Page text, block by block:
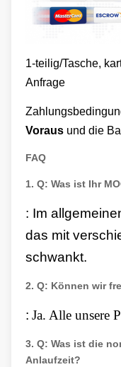
1-teilig/Tasche,
Anfrage
Voraus und die
FAQ
1. Q: Was ist Ihr
: Im
das mit
schwankt.
2. Q: Können wir
: Ja. Alle unsere
3. Q: Was ist die
Anlaufzeit?